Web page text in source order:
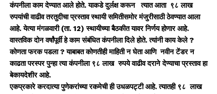
कंपनीला काम देण्यात आले होते. याकडे दुर्लक्ष करून त्यात आता ९८ लाख
रुपयांची वाढीव तरतुदीचा प्रस्ताव स्थायी समितीसमोर मंजुरीसाठी ठेवण्यात आला
आहे. येत्या मंगळवारी (ता. 12) स्थायीच्या बैठकीत यावर निर्णय होणार आहे.
वास्तविक दोन वर्षांपूर्वी हे काम संबंधित कंपनीला दिले होते. त्यांनी काय केले ?
कोणता फरक पडला ? याबाबत कोणतीही माहिती न घेता आणि नवीन टेंडर न
काढता परस्पर पुन्हा त्या कंपनीला ९८ लाख रुपये वाढीव दराने देण्याचा प्रस्ताव हा
बेकायदेशीर आहे.
एकप्रकारे करदात्या पुणेकरांच्या रकमेची ही उधळपट्टी आहे. त्यातही ९८ लाख